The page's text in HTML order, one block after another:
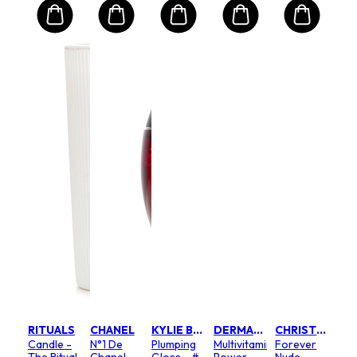
RITUALS
Candle -
CHANEL
N°1 De
KYLIE BY KYLIE JENNER
Plumping
DERMALOGICA
Multivitamin
CHRISTIAN DIOR
Forever